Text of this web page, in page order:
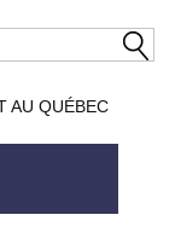
AU QUÉBEC